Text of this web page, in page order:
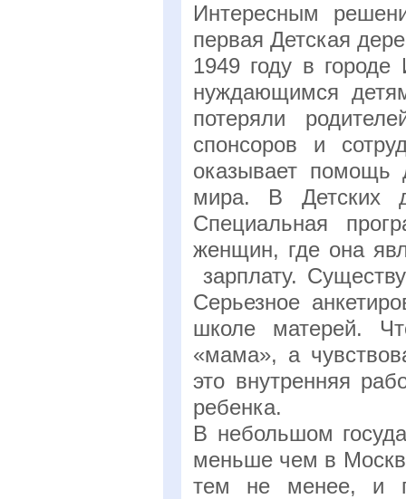
Интересным
первая Детская
1949 году в
нуждающимся
потеряли
спонсоров и
оказывает помощь
мира. В Детских
Специальная
женщин, где она
зарплату.
Серьезное
школе матерей.
«мама», а
это внутренняя
ребенка.
В небольшом
меньше чем в
тем не менее, и